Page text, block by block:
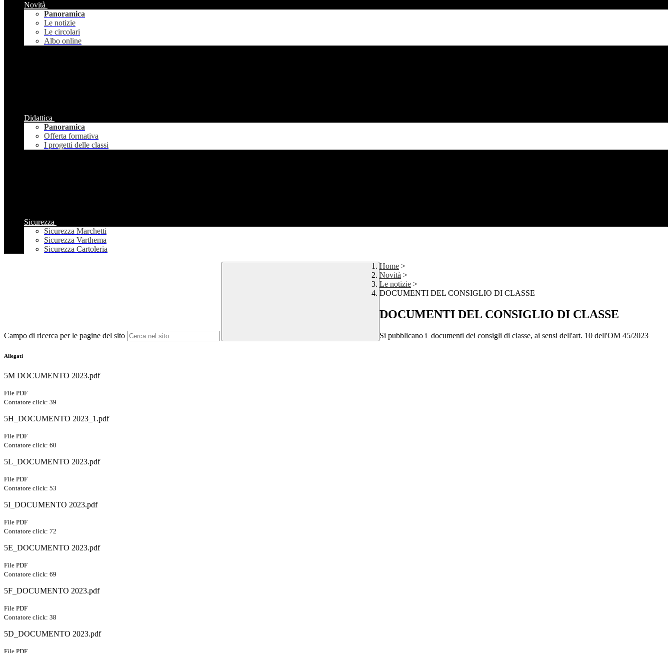
Novità
Panoramica
Le notizie
Le circolari
Albo online
Didattica
Panoramica
Offerta formativa
I progetti delle classi
Sicurezza
Sicurezza Marchetti
Sicurezza Varthema
Sicurezza Cartoleria
Campo di ricerca per le pagine del sito
Home >
Novità >
Le notizie >
DOCUMENTI DEL CONSIGLIO DI CLASSE
DOCUMENTI DEL CONSIGLIO DI CLASSE
Si pubblicano i documenti dei consigli di classe, ai sensi dell'art. 10 dell'OM 45/2023
Allegati
5M DOCUMENTO 2023.pdf
File PDF
Contatore click: 39
5H_DOCUMENTO 2023_1.pdf
File PDF
Contatore click: 60
5L_DOCUMENTO 2023.pdf
File PDF
Contatore click: 53
5I_DOCUMENTO 2023.pdf
File PDF
Contatore click: 72
5E_DOCUMENTO 2023.pdf
File PDF
Contatore click: 69
5F_DOCUMENTO 2023.pdf
File PDF
Contatore click: 38
5D_DOCUMENTO 2023.pdf
File PDF